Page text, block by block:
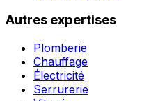
Autres expertises
Plomberie
Chauffage
Électricité
Serrurerie